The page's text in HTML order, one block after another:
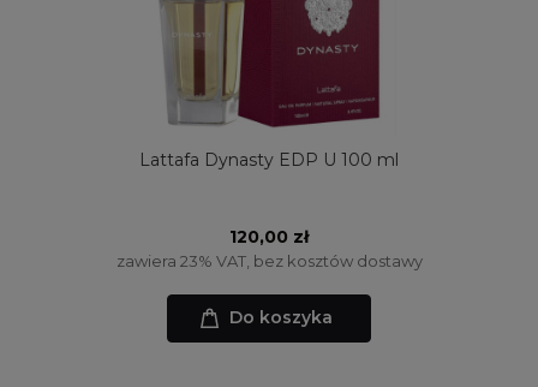
Lattafa Dynasty EDP U 100 ml
120,00 zł
zawiera 23% VAT, bez kosztów dostawy
Do koszyka